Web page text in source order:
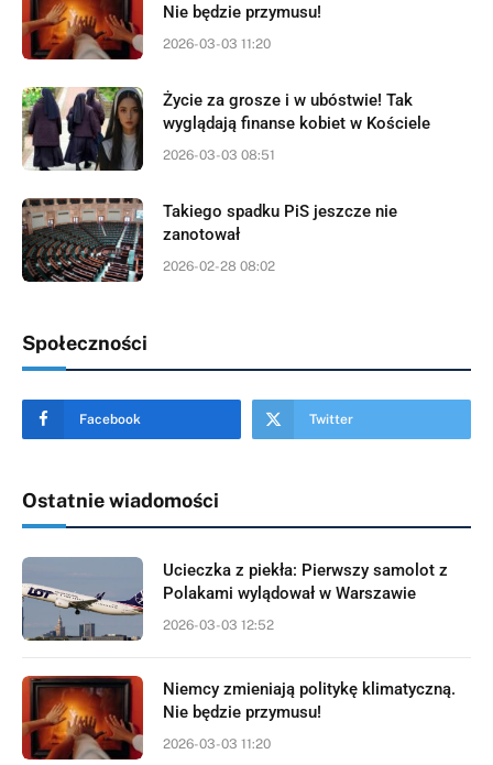
Nie będzie przymusu!
2026-03-03 11:20
Życie za grosze i w ubóstwie! Tak
wyglądają finanse kobiet w Kościele
2026-03-03 08:51
Takiego spadku PiS jeszcze nie
zanotował
2026-02-28 08:02
Społeczności
Facebook Twitter
Ostatnie wiadomości
Ucieczka z piekła: Pierwszy samolot z
Polakami wylądował w Warszawie
2026-03-03 12:52
Niemcy zmieniają politykę klimatyczną.
Nie będzie przymusu!
2026-03-03 11:20